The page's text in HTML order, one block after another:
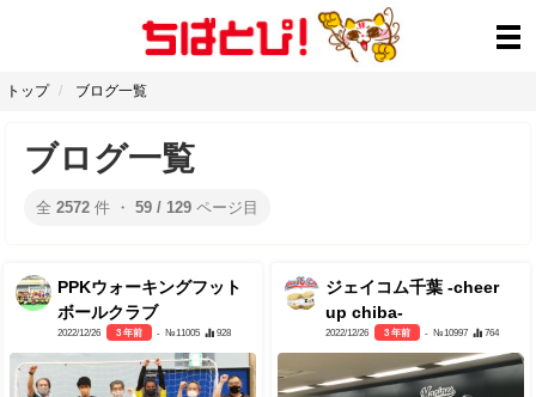
トップ ブログ一覧
ブログ一覧
全 2572 件 ・ 59 / 129 ページ目
PPKウォーキングフット
ボールクラブ
2022/12/26 3 年前 - №11005 928
ジェイコム千葉 -cheer
up chiba-
2022/12/26 3 年前 - №10997 764